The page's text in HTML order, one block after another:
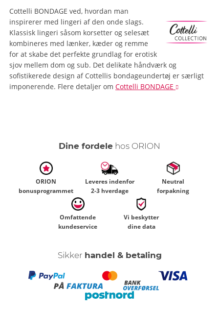
Cottelli BONDAGE ved, hvordan man
inspirerer med lingeri af den onde slags.
Klassisk lingeri såsom korsetter og selesæt
kombineres med lænker, kæder og remme
for at skabe det perfekte grundlag for erotisk
sjov mellem dom og sub. Det delikate håndværk og
sofistikerede design af Cottellis bondageundertøj er særligt
imponerende. Flere detaljer om Cottelli BONDAGE
Dine fordele hos ORION
ORION
bonusprogrammet
Leveres indenfor
2-3 hverdage
Neutral
forpakning
Omfattende
kundeservice
Vi beskytter
dine data
Sikker handel & betaling